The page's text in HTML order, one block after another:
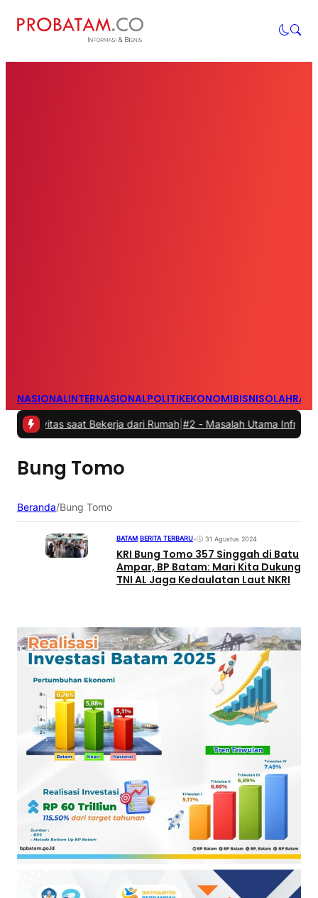
NASIONALINTERNASIONALPOLITIKEKONOMIBISNIS
saat Bekerja dari Rumah |#2 -Masalah Utama Infrastruktur
Bung Tomo
Beranda/Bung Tomo
BATAM BERITA TERBARU• 31 Agustus 2024
KRI Bung Tomo 357 Singgah di Batu
Ampar, BP Batam: Mari Kita Dukung
TNI AL Jaga Kedaulatan Laut NKRI